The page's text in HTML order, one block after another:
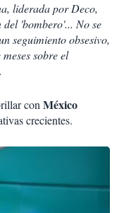
liderada por Deco,
'bombero'... No se
seguimiento obsesivo,
sobre el
conMéxico
crecientes.